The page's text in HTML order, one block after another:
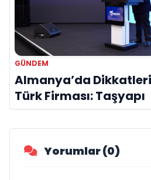
GÜNDEM
Almanya’da
Türk Firması: Taşyapı
Yorumlar (0)